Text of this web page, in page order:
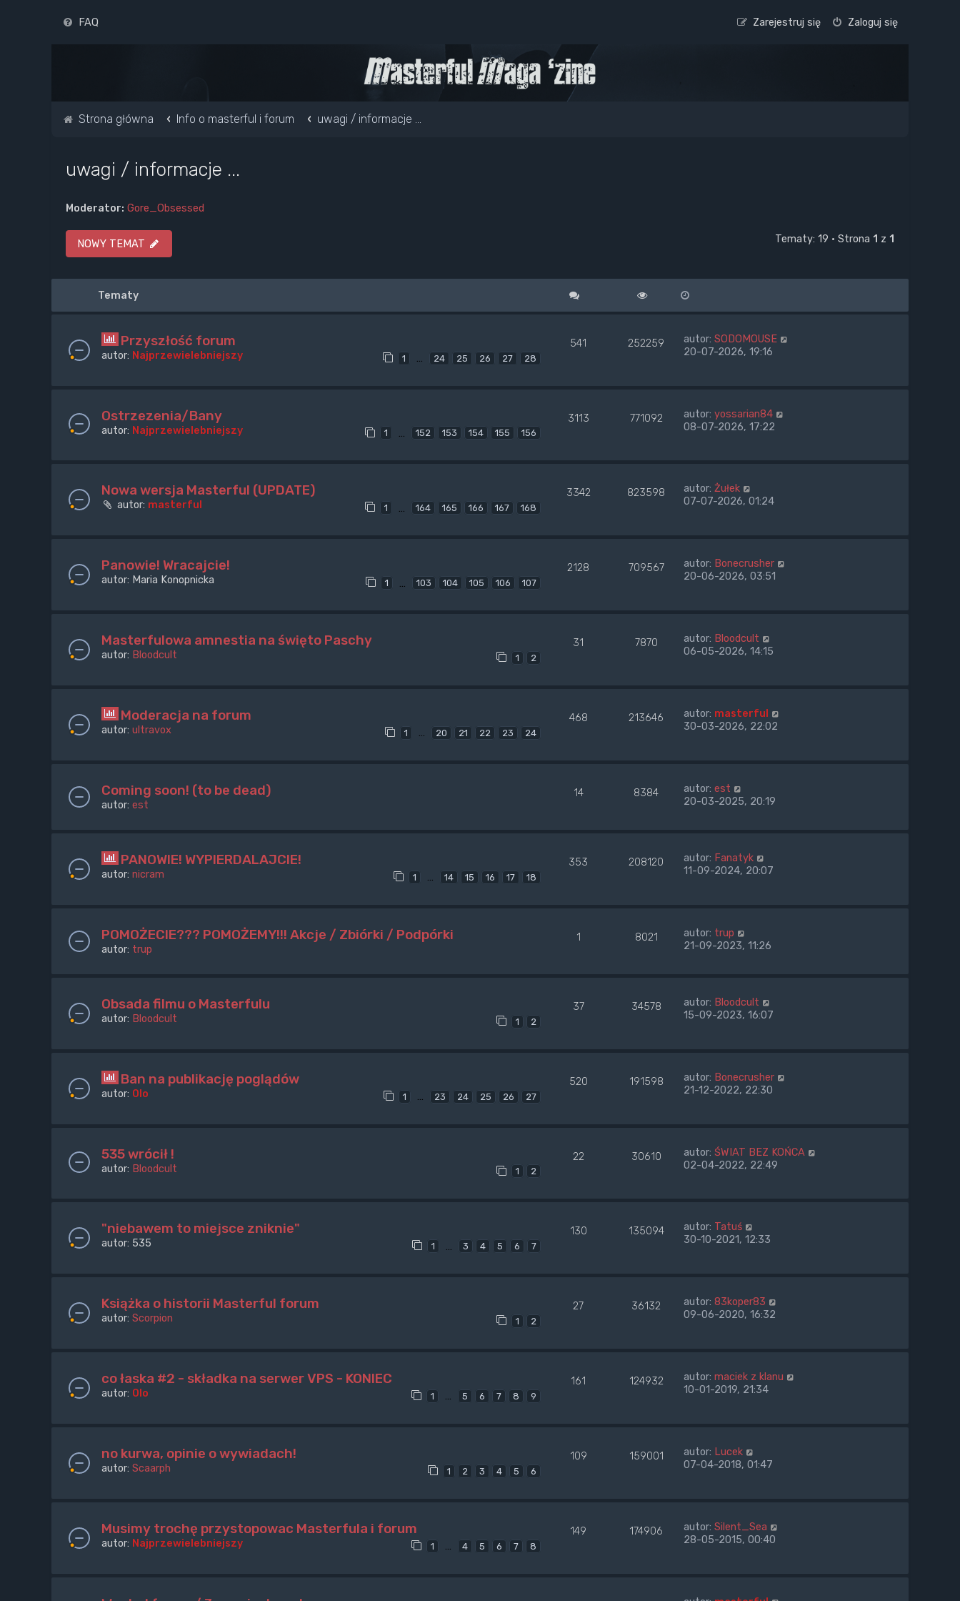
FAQ Zaloguj się
Zarejestruj się
Strona główna Info o masterful i forum uwagi / informacje ...
uwagi / informacje ...
Moderator: Gore_Obsessed
NOWY TEMAT Tematy: 19 • Strona 1 z 1
Tematy
Przyszłość forum
autor: Najprzewielebniejszy 1 … 24 25 26 27 28
541 252259 autor: SODOMOUSE
20-07-2026, 19:16
Ostrzezenia/Bany
autor: Najprzewielebniejszy 1 … 152 153 154 155 156
3113 771092 autor: yossarian84
08-07-2026, 17:22
Nowa wersja Masterful (UPDATE)
autor: masterful 1 … 164 165 166 167 168
3342 823598 autor: Żułek
07-07-2026, 01:24
Panowie! Wracajcie!
autor: Maria Konopnicka 1 103 104 105 106 107
2128 709567 autor: Bonecrusher
20-06-2026, 03:51
Masterfulowa amnestia na święto Paschy
autor: Bloodcult 1 2
31 7870 autor: Bloodcult
06-05-2026, 14:15
Moderacja na forum
autor: ultravox 1 … 20 21 22 23 24
468 213646 autor: masterful
30-03-2026, 22:02
Coming soon! (to be dead)
autor: est
14 8384 autor: est
20-03-2025, 20:19
PANOWIE! WYPIERDALAJCIE!
autor: nicram 1 … 14 15 16 17 18
353 208120 autor: Fanatyk
11-09-2024, 20:07
POMOŻECIE??? POMOŻEMY!!! Akcje / Zbiórki / Podpórki
autor: trup
1 8021 autor: trup
21-09-2023, 11:26
Obsada filmu o Masterfulu
autor: Bloodcult 1 2
37 34578 autor: Bloodcult
15-09-2023, 16:07
Ban na publikację poglądów
autor: Olo 1 … 23 24 25 26 27
520 191598 autor: Bonecrusher
21-12-2022, 22:30
535 wrócił !
autor: Bloodcult 1 2
22 30610 autor: ŚWIAT BEZ KOŃCA
02-04-2022, 22:49
"niebawem to miejsce zniknie"
autor: 535 1 … 3 4 5 6 7
130 135094 autor: Tatuś
30-10-2021, 12:33
Książka o historii Masterful forum
autor: Scorpion 1 2
27 36132 autor: 83koper83
09-06-2020, 16:32
co łaska #2 - składka na serwer VPS - KONIEC
autor: Olo 1 … 5 6 7 8 9
161 124932 autor: maciek z klanu
10-01-2019, 21:34
no kurwa, opinie o wywiadach!
autor: Scaarph 1 2 3 4 5 6
109 159001 autor: Lucek
07-04-2018, 01:47
Musimy trochę przystopowac Masterfula i forum
autor: Najprzewielebniejszy 1 … 4 5 6 7 8
149 174906 autor: Silent_Sea
28-05-2015, 00:40